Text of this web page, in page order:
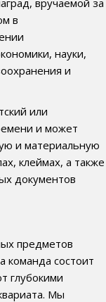
вручаемой за
в
науки,
и
или
и может
и материальную
клеймах, а также
документов
предметов
команда состоит
глубокими
Мы